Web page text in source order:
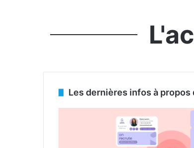
Les dernières infos à propos